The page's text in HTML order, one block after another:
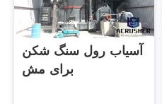
آسیاب رول سنگ شکن
برای مش